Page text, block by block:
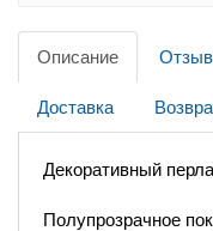
Описание
Доставка
Декоративный
Полупрозрачное